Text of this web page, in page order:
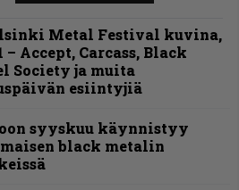
Metal Festival kuvina,
– Accept, Carcass, Black
Society ja muita
esiintyjiä
syyskuu käynnistyy
black metalin